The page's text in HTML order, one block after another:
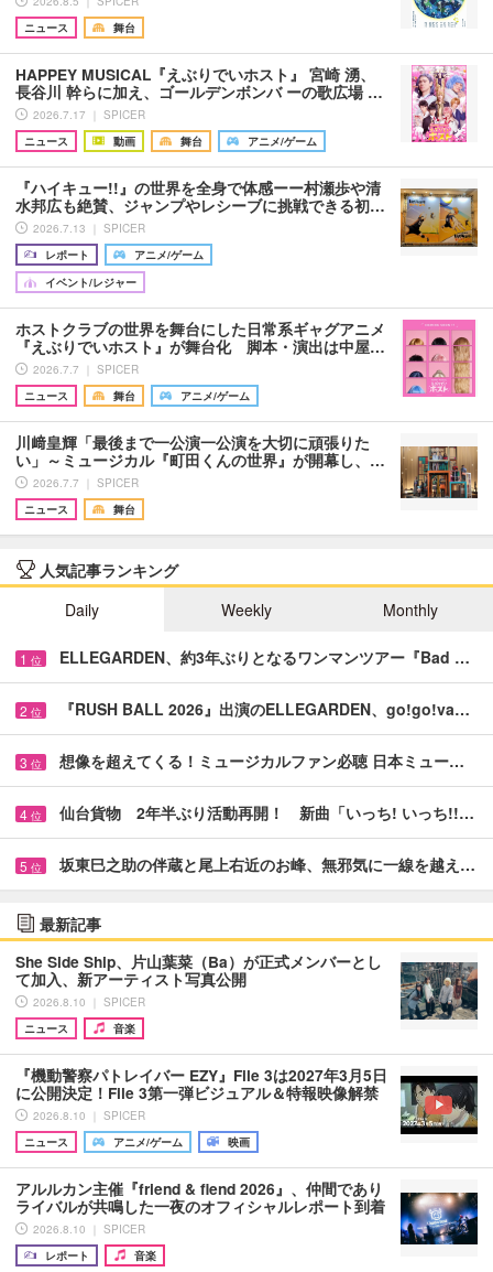
ニュース
舞台
HAPPEY MUSICAL『えぶりでいホスト』 宮崎 湧、
長谷川 幹らに加え、ゴールデンボンバ ーの歌広場 …
2026.7.17 ｜ SPICER
ニュース
動画 舞台 アニメ/ゲーム
『ハイキュー!!』の世界を全身で体感ーー村瀬歩や清
水邦広も絶賛、ジャンプやレシーブに挑戦できる初…
2026.7.13 ｜ SPICER
レポート
アニメ/ゲーム
イベント/レジャー
ホストクラブの世界を舞台にした日常系ギャグアニメ
『えぶりでいホスト』が舞台化 脚本・演出は中屋…
2026.7.7 ｜ SPICER
ニュース
舞台 アニメ/ゲーム
川﨑皇輝「最後まで一公演一公演を大切に頑張りた
い」～ミュージカル『町田くんの世界』が開幕し、…
2026.7.7 ｜ SPICER
ニュース
舞台
人気記事ランキング
Daily
Weekly Monthly
1 位 ELLEGARDEN、約3年ぶりとなるワンマンツアー『Bad …
2 位 『RUSH BALL 2026』出演のELLEGARDEN、go!go!va…
3 位 想像を超えてくる！ミュージカルファン必聴 日本ミュー…
4 位 仙台貨物 2年半ぶり活動再開！ 新曲「いっち! いっち!!…
5 位 坂東巳之助の伴蔵と尾上右近のお峰、無邪気に一線を越え…
最新記事
She Side Ship、片山葉菜（Ba）が正式メンバーとし
て加入、新アーティスト写真公開
2026.8.10 ｜ SPICER
ニュース
音楽
『機動警察パトレイバー EZY』File 3は2027年3月5日
に公開決定！File 3第一弾ビジュアル＆特報映像解禁
2026.8.10 ｜ SPICER
ニュース
アニメ/ゲーム 映画
アルルカン主催『friend & fiend 2026』、仲間であり
ライバルが共鳴した一夜のオフィシャルレポート到着
2026.8.10 ｜ SPICER
レポート
音楽